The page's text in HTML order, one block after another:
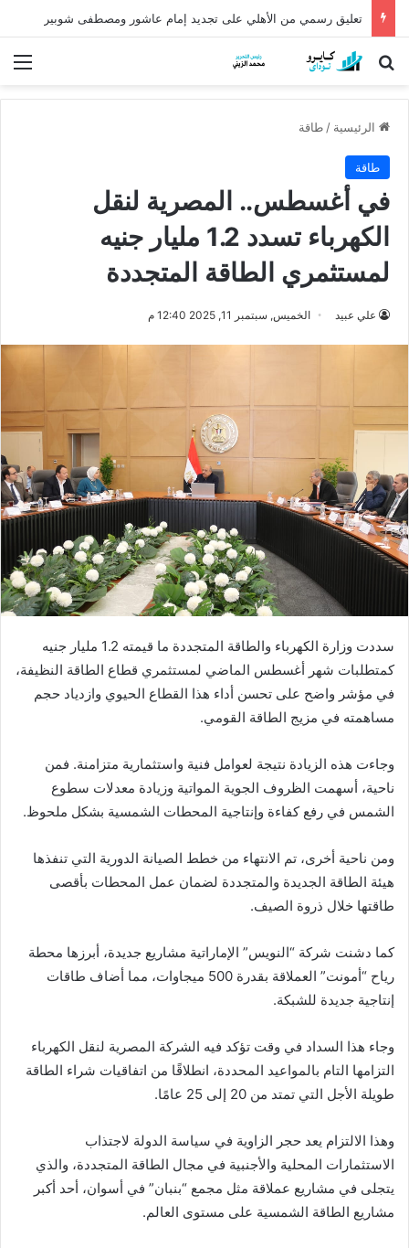
كشف أثري عمره أكثر من 5 آلاف عام في الدقهلية يروي أسرار شرق الدلتا
بحث عن
الرئيسية / طاقة
طاقة
في أغسطس.. المصرية لنقل
الكهرباء تسدد 1.2 مليار جنيه
لمستثمري الطاقة المتجددة
علي عبيد الخميس, سبتمبر 11, 2025 12:40 م
سددت وزارة الكهرباء والطاقة المتجددة ما قيمته 1.2 مليار جنيه
كمتطلبات شهر أغسطس الماضي لمستثمري قطاع الطاقة النظيفة،
في مؤشر واضح على تحسن أداء هذا القطاع الحيوي وازدياد حجم
مساهمته في مزيج الطاقة القومي.
وجاءت هذه الزيادة نتيجة لعوامل فنية واستثمارية متزامنة. فمن
ناحية، أسهمت الظروف الجوية المواتية وزيادة معدلات سطوع
الشمس في رفع كفاءة وإنتاجية المحطات الشمسية بشكل ملحوظ.
ومن ناحية أخرى، تم الانتهاء من خطط الصيانة الدورية التي تنفذها
هيئة الطاقة الجديدة والمتجددة لضمان عمل المحطات بأقصى
طاقتها خلال ذروة الصيف.
كما دشنت شركة “النويس” الإماراتية مشاريع جديدة، أبرزها محطة
رياح “أمونت” العملاقة بقدرة 500 ميجاوات، مما أضاف طاقات
إنتاجية جديدة للشبكة.
وجاء هذا السداد في وقت تؤكد فيه الشركة المصرية لنقل الكهرباء
التزامها التام بالمواعيد المحددة، انطلاقًا من اتفاقيات شراء الطاقة
طويلة الأجل التي تمتد من 20 إلى 25 عامًا.
وهذا الالتزام يعد حجر الزاوية في سياسة الدولة لاجتذاب
الاستثمارات المحلية والأجنبية في مجال الطاقة المتجددة، والذي
يتجلى في مشاريع عملاقة مثل مجمع “بنبان” في أسوان، أحد أكبر
مشاريع الطاقة الشمسية على مستوى العالم.